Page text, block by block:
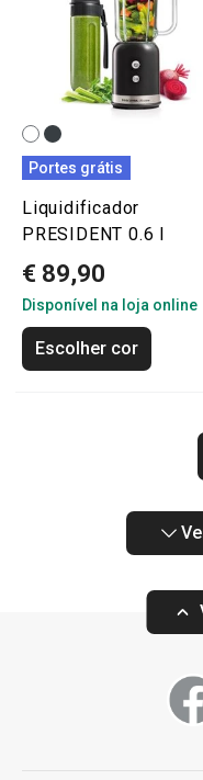
Portes grátis
Liquidificador
PRESIDENT 0.6 l
€ 89,90
Disponível na loja online
Escolher cor